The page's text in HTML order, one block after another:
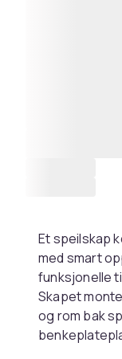
Et speilskap
med smart
funksjonelle
Skapet
og rom bak